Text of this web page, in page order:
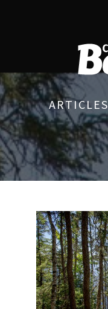
ARTICLES